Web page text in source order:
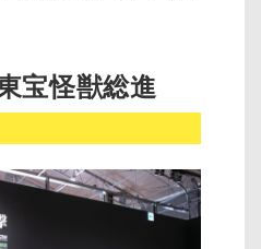
宝怪獣総進